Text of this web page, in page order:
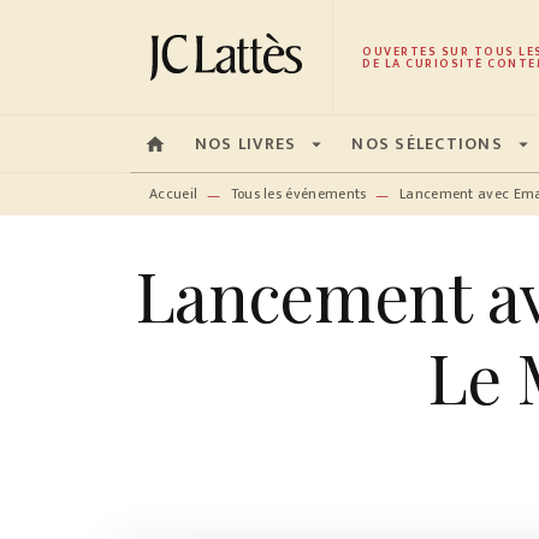
MENU RECHERCHE CONTENU
OUVERTES SUR TOUS
DE LA CURIOSITÉ
home NOS LIVRES arrow_drop_down NOS SÉLECTIONS arrow_drop_down
Accueil — Tous les événements — Lancement avec
Lancement
Le